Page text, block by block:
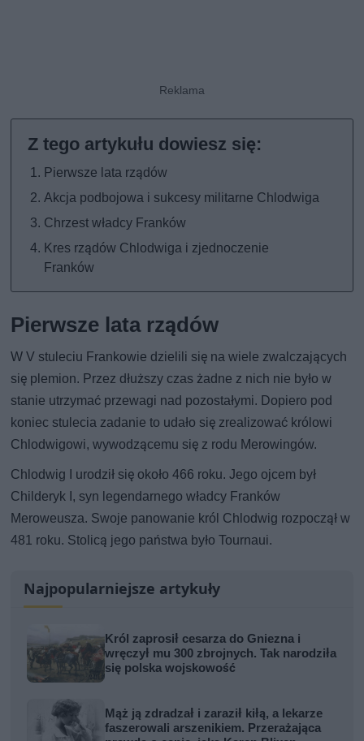
Pierwsze lata rządów
Akcja podbojowa i sukcesy militarne Chlodwiga
Chrzest władcy Franków
Kres rządów Chlodwiga i zjednoczenie
Franków
Pierwsze lata rządów
W V stuleciu Frankowie dzielili się na wiele zwalczających
się plemion. Przez dłuższy czas żadne z nich nie było w
stanie utrzymać przewagi nad pozostałymi. Dopiero pod
koniec stulecia zadanie to udało się zrealizować królowi
Chlodwigowi, wywodzącemu się z rodu Merowingów.
Chlodwig I urodził się około 466 roku. Jego ojcem był
Childeryk I, syn legendarnego władcy Franków
Meroweusza. Swoje panowanie król Chlodwig rozpoczął w
481 roku. Stolicą jego państwa było Tournaui.
Najpopularniejsze artykuły
Król zaprosił cesarza do Gniezna i
wręczył mu 300 zbrojnych. Tak narodziła
się polska wojskowość
Mąż ją zdradzał i zaraził kiłą, a lekarze
faszerowali arszenikiem. Przerażająca